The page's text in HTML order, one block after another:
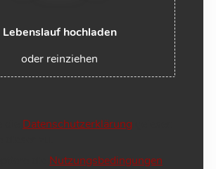
Lebenslauf hochladen
oder reinziehen
Datenschutzerklärung
Nutzungsbedingungen